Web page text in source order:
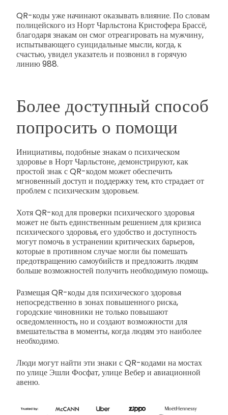
QR-коды уже начинают оказывать влияние. По словам
полицейского из Норт Чарльстона Кристофера Брассё,
благодаря знакам он смог отреагировать на мужчину,
испытывающего суицидальные мысли, когда, к
счастью, увидел указатель и позвонил в горячую
линию 988.
Более доступный способ
попросить о помощи
Инициативы, подобные знакам о психическом
здоровье в Норт Чарльстоне, демонстрируют, как
простой знак с QR-кодом может обеспечить
мгновенный доступ и поддержку тем, кто страдает от
проблем с психическим здоровьем.
Хотя QR-код для проверки психического здоровья
может не быть единственным решением для кризиса
психического здоровья, его удобство и доступность
могут помочь в устранении критических барьеров,
которые в противном случае могли бы помешать
предотвращению самоубийств и предложить людям
больше возможностей получить необходимую помощь.
Размещая QR-коды для психического здоровья
непосредственно в зонах повышенного риска,
городские чиновники не только повышают
осведомленность, но и создают возможности для
вмешательства в моменты, когда людям это наиболее
необходимо.
Люди могут найти эти знаки с QR-кодами на мостах
по улице Эшли Фосфат, улице Вебер и авиационной
авеню.